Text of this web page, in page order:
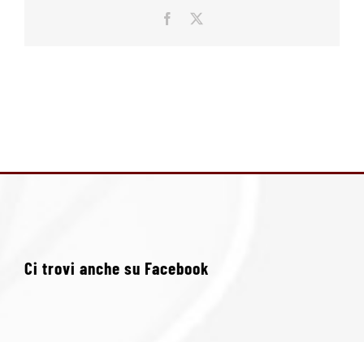
Facebook
Ci trovi anche su Facebook